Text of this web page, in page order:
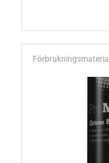
Förbrukningsmaterial